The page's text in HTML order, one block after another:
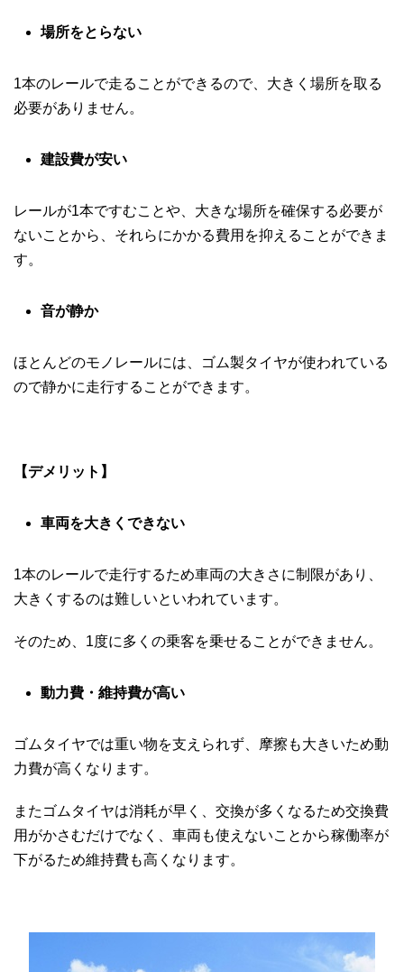
場所をとらない
1本のレールで走ることができるので、大きく場所を取る
必要がありません。
建設費が安い
レールが1本ですむことや、大きな場所を確保する必要が
ないことから、それらにかかる費用を抑えることができま
す。
音が静か
ほとんどのモノレールには、ゴム製タイヤが使われている
ので静かに走行することができます。
【デメリット】
車両を大きくできない
1本のレールで走行するため車両の大きさに制限があり、
大きくするのは難しいといわれています。
そのため、1度に多くの乗客を乗せることができません。
動力費・維持費が高い
ゴムタイヤでは重い物を支えられず、摩擦も大きいため動
力費が高くなります。
またゴムタイヤは消耗が早く、交換が多くなるため交換費
用がかさむだけでなく、車両も使えないことから稼働率が
下がるため維持費も高くなります。